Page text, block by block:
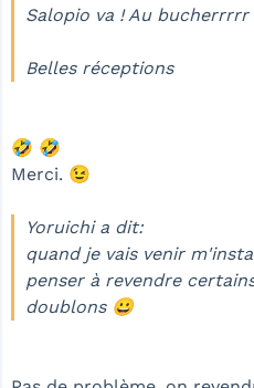
Salopio va ! Au bucherrrrr
Belles réceptions
🤣 🤣
Merci. 😉
Yoruichi a dit:
quand je vais venir
penser à revendre
doublons 😀